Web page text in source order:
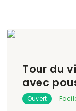
Tour du
avec
Ouvert